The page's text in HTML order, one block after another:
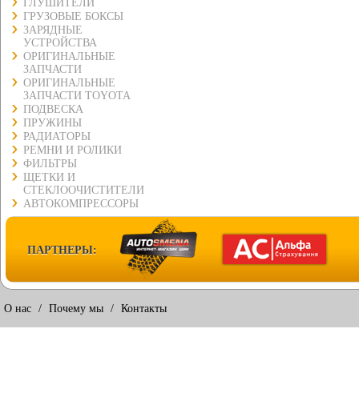
ГЛУШИТЕЛИ
ГРУЗОВЫЕ БОКСЫ
ЗАРЯДНЫЕ
УСТРОЙСТВА
ОРИГИНАЛЬНЫЕ
ЗАПЧАСТИ
ОРИГИНАЛЬНЫЕ
ЗАПЧАСТИ TOYOTA
ПОДВЕСКА
ПРУЖИНЫ
РАДИАТОРЫ
РЕМНИ И РОЛИКИ
ФИЛЬТРЫ
ЩЕТКИ И
СТЕКЛООЧИСТИТЕЛИ
АВТОКОМПРЕССОРЫ
ПАРТНЕРЫ:
О нас / Почему мы / Контакты